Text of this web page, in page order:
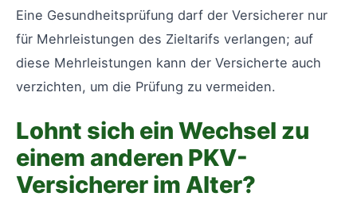
Eine Gesundheitsprüfung darf der Versicherer nur
für Mehrleistungen des Zieltarifs verlangen; auf
diese Mehrleistungen kann der Versicherte auch
verzichten, um die Prüfung zu vermeiden.
Lohnt sich ein Wechsel zu
einem anderen PKV-
Versicherer im Alter?